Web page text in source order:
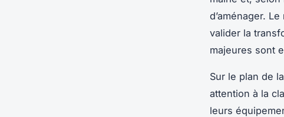
d’aménager.
valider la
majeures sont
Sur le plan de la
attention à la
leurs